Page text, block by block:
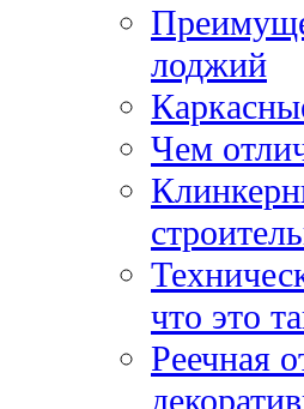
лоджий
Чем
что это
Реечная